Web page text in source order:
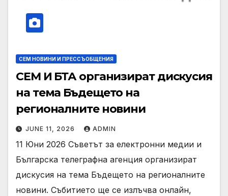
СЕМ НОВИНИ И ПРЕССЪОБЩЕНИЯ
СЕМ И БТА организират дискусия
на тема Бъдещето на
регионалните новини
JUNE 11, 2026 ADMIN
11 Юни 2026 Съветът за електронни медии и
Българска телеграфна агенция организират
дискусия на тема Бъдещето на регионалните
новини. Събитието ще се излъчва онлайн,